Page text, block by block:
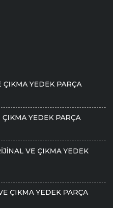
ÇIKMA YEDEK PARÇA
YEDEK PARÇA
VE ÇIKMA YEDEK
ÇIKMA YEDEK PARÇA